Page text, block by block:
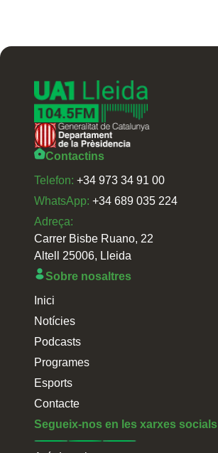
Contactins
Telefon: +34 973 34 91 00
WhatsApp: +34 689 035 224
Adreça:
Carrer Bisbe Ruano, 22
Altell 25006, Lleida
Sobre nosaltres
Inici
Notícies
Podcasts
Programes
Esports
Contacte
Segueix-nos en les xarxes socials